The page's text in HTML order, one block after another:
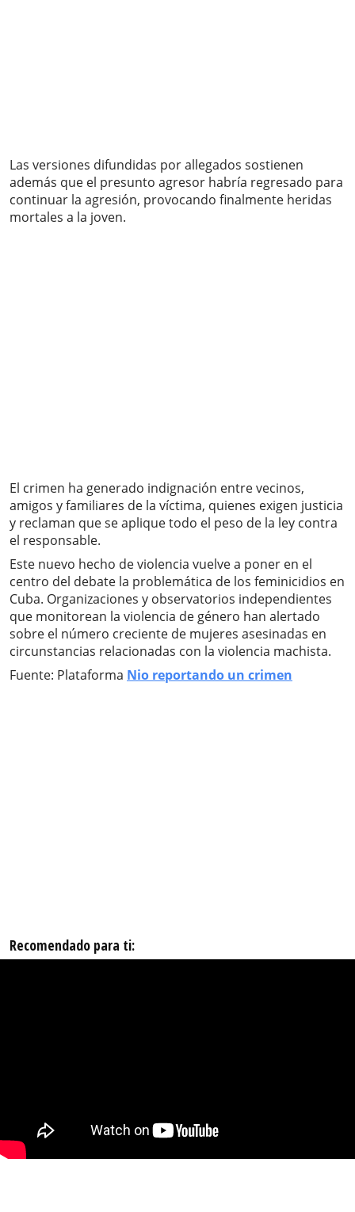
Las versiones difundidas por allegados sostienen
además que el presunto agresor habría regresado para
continuar la agresión, provocando finalmente heridas
mortales a la joven.
El crimen ha generado indignación entre vecinos,
amigos y familiares de la víctima, quienes exigen justicia
y reclaman que se aplique todo el peso de la ley contra
el responsable.
Este nuevo hecho de violencia vuelve a poner en el
centro del debate la problemática de los feminicidios en
Cuba. Organizaciones y observatorios independientes
que monitorean la violencia de género han alertado
sobre el número creciente de mujeres asesinadas en
circunstancias relacionadas con la violencia machista.
Fuente: Plataforma Nio reportando un crimen
Recomendado para ti: